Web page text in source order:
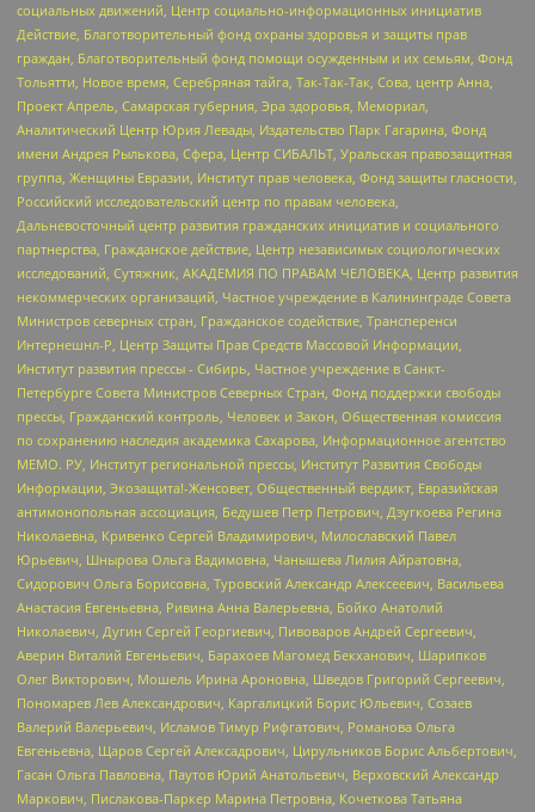
социальных движений, Центр социально-информационных инициатив
Действие, Благотворительный фонд охраны здоровья и защиты прав
граждан, Благотворительный фонд помощи осужденным и их семьям, Фонд
Тольятти, Новое время, Серебряная тайга, Так-Так-Так, Сова, центр Анна,
Проект Апрель, Самарская губерния, Эра здоровья, Мемориал,
Аналитический Центр Юрия Левады, Издательство Парк Гагарина, Фонд
имени Андрея Рылькова, Сфера, Центр СИБАЛЬТ, Уральская правозащитная
группа, Женщины Евразии, Институт прав человека, Фонд защиты гласности,
Российский исследовательский центр по правам человека,
Дальневосточный центр развития гражданских инициатив и социального
партнерства, Гражданское действие, Центр независимых социологических
исследований, Сутяжник, АКАДЕМИЯ ПО ПРАВАМ ЧЕЛОВЕКА, Центр развития
некоммерческих организаций, Частное учреждение в Калининграде Совета
Министров северных стран, Гражданское содействие, Трансперенси
Интернешнл-Р, Центр Защиты Прав Средств Массовой Информации,
Институт развития прессы - Сибирь, Частное учреждение в Санкт-
Петербурге Совета Министров Северных Стран, Фонд поддержки свободы
прессы, Гражданский контроль, Человек и Закон, Общественная комиссия
по сохранению наследия академика Сахарова, Информационное агентство
МЕМО. РУ, Институт региональной прессы, Институт Развития Свободы
Информации, Экозащита!-Женсовет, Общественный вердикт, Евразийская
антимонопольная ассоциация, Бедушев Петр Петрович, Дзугкоева Регина
Николаевна, Кривенко Сергей Владимирович, Милославский Павел
Юрьевич, Шнырова Ольга Вадимовна, Чанышева Лилия Айратовна,
Сидорович Ольга Борисовна, Туровский Александр Алексеевич, Васильева
Анастасия Евгеньевна, Ривина Анна Валерьевна, Бойко Анатолий
Николаевич, Дугин Сергей Георгиевич, Пивоваров Андрей Сергеевич,
Аверин Виталий Евгеньевич, Барахоев Магомед Бекханович, Шарипков
Олег Викторович, Мошель Ирина Ароновна, Шведов Григорий Сергеевич,
Пономарев Лев Александрович, Каргалицкий Борис Юльевич, Созаев
Валерий Валерьевич, Исламов Тимур Рифгатович, Романова Ольга
Евгеньевна, Щаров Сергей Алексадрович, Цирульников Борис Альбертович,
Гасан Ольга Павловна, Паутов Юрий Анатольевич, Верховский Александр
Маркович, Пислакова-Паркер Марина Петровна, Кочеткова Татьяна